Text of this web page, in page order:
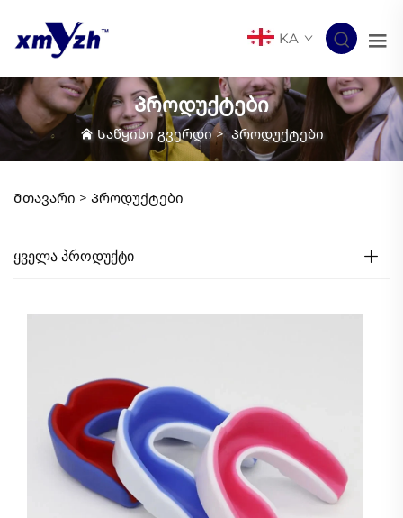
KA
Პროდუქტები
Საწყისი გვერდი>Პროდუქტები
Მთავარი > Პროდუქტები
ᲧᲕᲔᲚᲐ ᲞᲠᲝᲓᲣᲥᲢᲘ